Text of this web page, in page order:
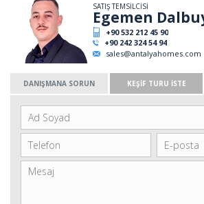
SATIŞ TEMSİLCİSİ
Egemen
+90 532 212 45 90
+90 242 324 54 94
sales@antalyahomes.com
DANIŞMANA SORUN KEŞİF TURU İSTE